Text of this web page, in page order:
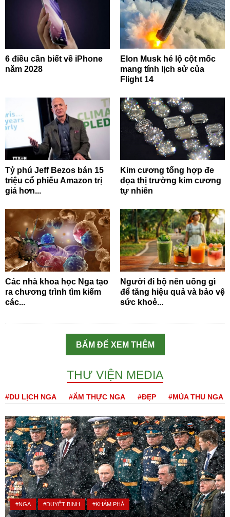
6 điều cần biết về iPhone
năm 2028
Elon Musk hé lộ cột mốc
mang tính lịch sử của
Flight 14
Tỷ phú Jeff Bezos bán 15
triệu cổ phiếu Amazon trị
giá hơn...
Kim cương tổng hợp đe
dọa thị trường kim cương
tự nhiên
Các nhà khoa học Nga tạo
ra chương trình tìm kiếm
các...
Người đi bộ nên uống gì
để tăng hiệu quả và bảo vệ
sức khoẻ...
BẤM ĐỂ XEM THÊM
THƯ VIỆN MEDIA
#DU LỊCH NGA #ẨM THỰC NGA #ĐẸP #MÙA THU NGA
#NGA #DUYỆT BINH #KHÁM PHÁ